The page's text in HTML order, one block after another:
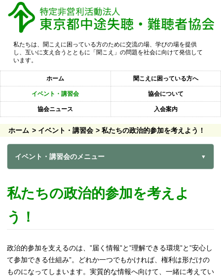
私たちは、聞こえに困っている方のために交流の場、学びの場を提供
し、互いに支え合うとともに「聞こえ」の問題を社会に向けて発信して
います。
ホーム 聞こえに困っている方へ
イベント・講習会 協会について
協会ニュース 入会案内
ホーム イベント・講習会 私たちの政治的参加を考えよう！
イベント・講習会のメニュー
私たちの政治的参加を考えよ
う！
政治的参加を支えるのは、”届く情報”と”理解できる環境”と”安心し
て参加できる仕組み”。どれか一つでもかければ、権利は形だけの
ものになってしまいます。実質的な情報へ向けて、一緒に考えてい